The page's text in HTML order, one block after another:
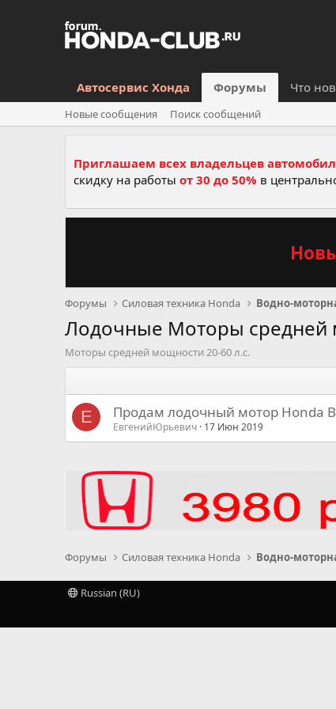
Автосервис Хонда Форумы Что
Новые сообщения Поиск сообщений
Приглашаем всех владельцев
скидку на работы от 30 до 50% в
Форумы Силовая техника Honda Водно-
Лодочные Моторы средней
Моторы средней мощности 20-60 л.с.
Е Продам лодочный мотор Honda
ЕвгенийЮрьевич 17 Июн 2019
Форумы Силовая техника Honda Водно-
Russian (RU)